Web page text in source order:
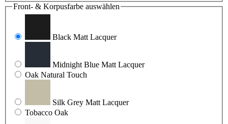
Front- & Korpusfarbe auswählen
Black Matt Lacquer
Midnight Blue Matt Lacquer
Oak Natural Touch
Silk Grey Matt Lacquer
Tobacco Oak